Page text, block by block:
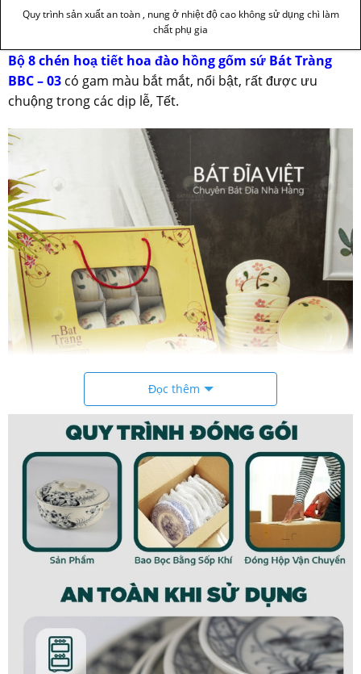
Quy trình sản xuất an toàn , nung ở nhiệt độ cao không sử dụng chì làm
chất phụ gia
Bộ 8 chén hoạ tiết hoa đào hồng gốm sứ Bát Tràng
BBC – 03có gam màu bắt mắt, nổi bật, rất được ưu
chuộng trong các dịp lễ, Tết.
Bộ bát cơm hoạ tiết hoa đào rất phù hợp cho dịp lễ Tết
.Ngoài nhu cầu sử dụng gia đình thì đây cũng là một bộ
quà tặng cực kì phù hợp cho nhiều dịp đám cưới, quà
tặng mừng tân gia, lên nhà mới…
Đặc điểm sản phẩm
Bộ 8 bát cơm hoạ tiết hoa đào hồng gốm sứ Bát
Tràng BBC – 03được sản xuất từ cao lanh trắng lọc bỏ
Đọc thêm